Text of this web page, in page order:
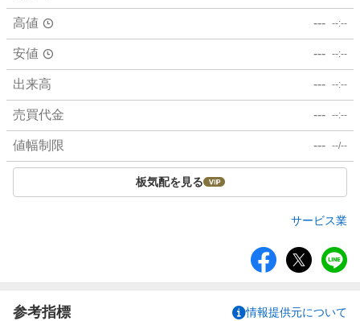
高値 --- --:--
安値 --- --:--
出来高 --- --:--
売買代金 --- --:--
値幅制限 --- --/--
板気配を見る
サービス業
ア
参考指標 情報提供元について